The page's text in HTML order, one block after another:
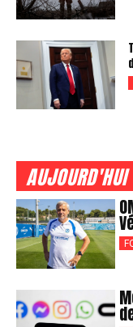
AUJOURD'HUI